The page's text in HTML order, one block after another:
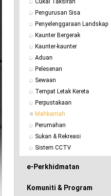
Cukai Taksiran
Pengurusan Sisa
Penyelenggaraan Landskap
Kaunter Bergerak
Kaunter-kaunter
Aduan
Pelesenan
Sewaan
Tempat Letak Kereta
Perpustakaan
Mahkamah
Perumahan
Sukan & Rekreasi
Sistem CCTV
e-Perkhidmatan
Komuniti & Program